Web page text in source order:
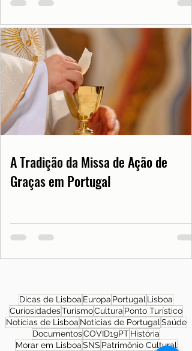
A Tradição da Missa de Ação de
Graças em Portugal
Dicas de Lisboa Europa Portugal Lisboa
CuriosidadesTurismoCultura Ponto Turístico
Notícias de Lisboa Notícias de Portugal Saúde
DocumentosCOVID19PTHistória
Morar em LisboaSNS Patrimônio Cultural